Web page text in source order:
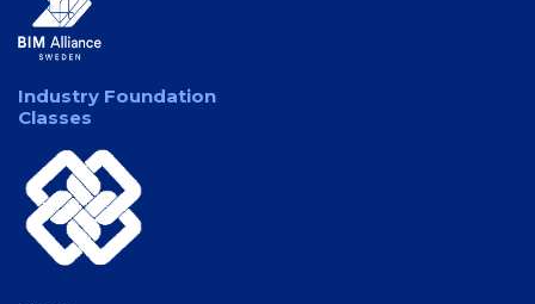
Industry Foundation
Classes